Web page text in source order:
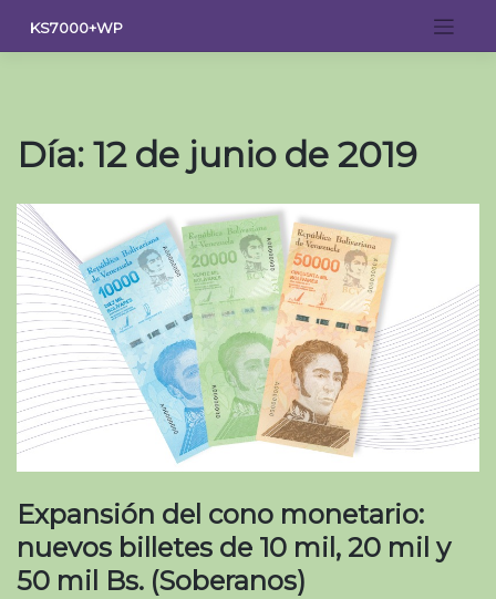
contenido
KS7000+WP
Día: 12 de junio de 2019
Expansión del cono monetario:
nuevos billetes de 10 mil, 20 mil y
50 mil Bs. (Soberanos)